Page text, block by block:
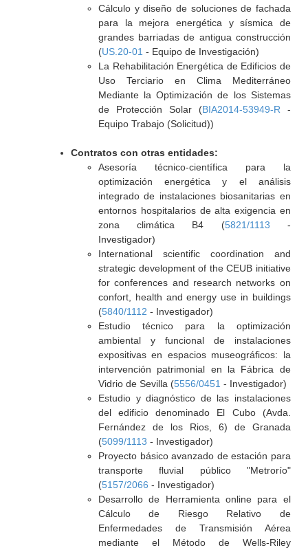
Cálculo y diseño de soluciones de fachada
para la mejora energética y sísmica de
grandes barriadas de antigua construcción
(US.20-01 - Equipo de Investigación)
La Rehabilitación Energética de Edificios de
Uso Terciario en Clima Mediterráneo
Mediante la Optimización de los Sistemas
de Protección Solar (BIA2014-53949-R -
Equipo Trabajo (Solicitud))
Contratos con otras entidades:
Asesoría técnico-científica para la
optimización energética y el análisis
integrado de instalaciones biosanitarias en
entornos hospitalarios de alta exigencia en
zona climática B4 (5821/1113 -
Investigador)
International scientific coordination and
strategic development of the CEUB initiative
for conferences and research networks on
confort, health and energy use in buildings
(5840/1112 - Investigador)
Estudio técnico para la optimización
ambiental y funcional de instalaciones
expositivas en espacios museográficos: la
intervención patrimonial en la Fábrica de
Vidrio de Sevilla (5556/0451 - Investigador)
Estudio y diagnóstico de las instalaciones
del edificio denominado El Cubo (Avda.
Fernández de los Rios, 6) de Granada
(5099/1113 - Investigador)
Proyecto básico avanzado de estación para
transporte fluvial público "Metrorío"
(5157/2066 - Investigador)
Desarrollo de Herramienta online para el
Cálculo de Riesgo Relativo de
Enfermedades de Transmisión Aérea
mediante el Método de Wells-Riley